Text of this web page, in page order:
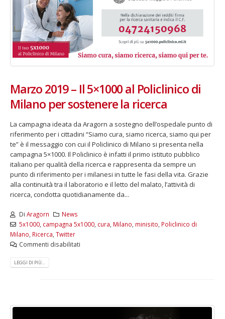
Marzo 2019 – Il 5×1000 al Policlinico di
Milano per sostenere la ricerca
La campagna ideata da Aragorn a sostegno dell’ospedale punto di
riferimento per i cittadini “Siamo cura, siamo ricerca, siamo qui per
te” è il messaggio con cui il Policlinico di Milano si presenta nella
campagna 5×1000. Il Policlinico è infatti il primo istituto pubblico
italiano per qualità della ricerca e rappresenta da sempre un
punto di riferimento per i milanesi in tutte le fasi della vita. Grazie
alla continuità tra il laboratorio e il letto del malato, l’attività di
ricerca, condotta quotidianamente da...
Di Aragorn
News
5x1000, campagna 5x1000, cura Milano minisito Policlinico di
Milano Ricerca Twitter
Commenti disabilitati
LEGGI DI PIÙ...